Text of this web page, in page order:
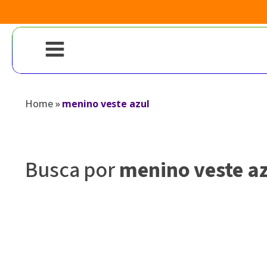
Home»menino veste azul
Busca pormenino veste